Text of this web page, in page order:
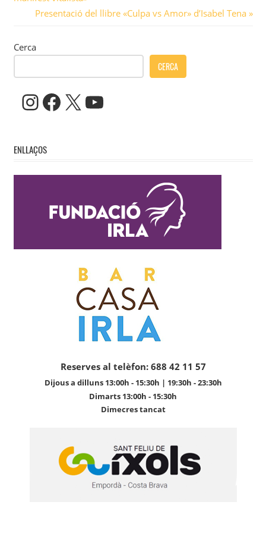
d'entrades
Next
Presentació del llibre «Culpa vs Amor» d’Isabel Tena
Cerca
CERCA
Instagram
Facebook
X YouTube
ENLLAÇOS
Reserves al telèfon: 688 42 11 57
Dijous a dilluns 13:00h - 15:30h | 19:30h - 23:30h
Dimarts 13:00h - 15:30h
Dimecres tancat